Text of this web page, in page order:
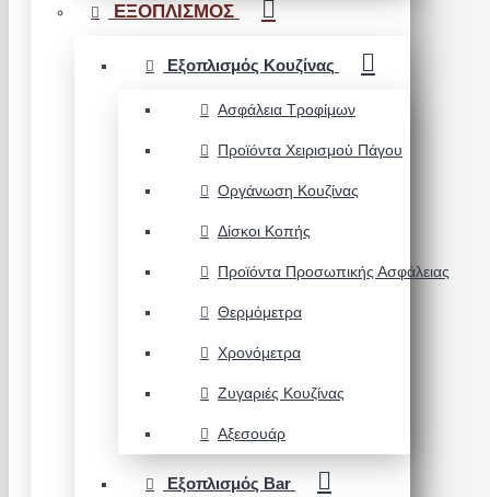
ΕΞΟΠΛΙΣΜΟΣ
Εξοπλισμός Κουζίνας
Ασφάλεια Τροφίμων
Προϊόντα Χειρισμού Πάγου
Οργάνωση Κουζίνας
Δίσκοι Κοπής
Προϊόντα Προσωπικής Ασφάλειας
Θερμόμετρα
Χρονόμετρα
Ζυγαριές Κουζίνας
Αξεσουάρ
Εξοπλισμός Bar